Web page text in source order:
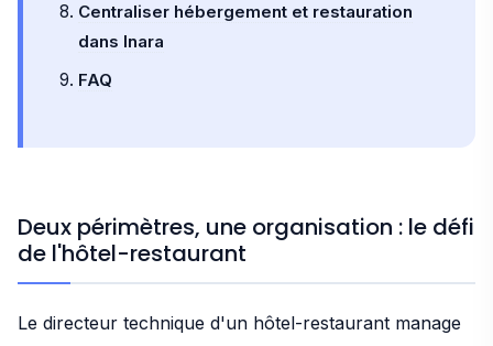
Centraliser hébergement et restauration
dans Inara
FAQ
Deux périmètres, une organisation : le défi
de l'hôtel-restaurant
Le directeur technique d'un hôtel-restaurant manage